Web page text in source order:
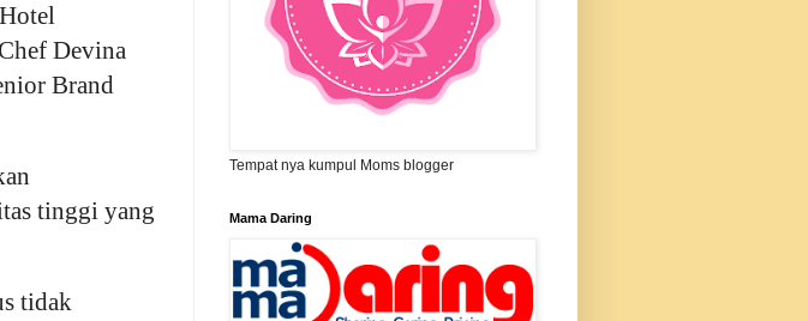
Devina
Brand
tinggi yang
tidak
Tempat nya kumpul Moms blogger
Mama Daring